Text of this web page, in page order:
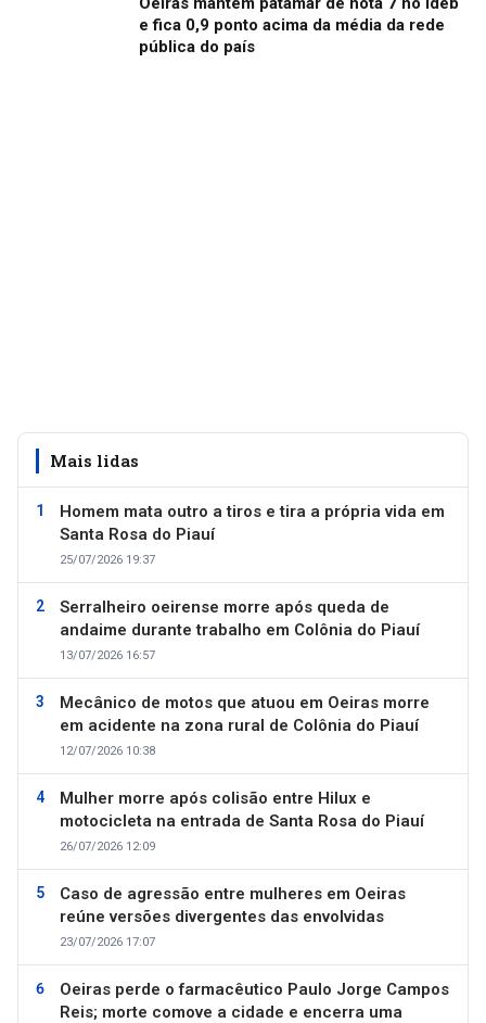
e fica 0,9 ponto acima da média da rede
pública do país
Mais lidas
Homem mata outro a tiros e tira a própria vida em
Santa Rosa do Piauí
25/07/2026 19:37
Serralheiro oeirense morre após queda de
andaime durante trabalho em Colônia do Piauí
13/07/2026 16:57
Mecânico de motos que atuou em Oeiras morre
em acidente na zona rural de Colônia do Piauí
12/07/2026 10:38
Mulher morre após colisão entre Hilux e
motocicleta na entrada de Santa Rosa do Piauí
26/07/2026 12:09
Caso de agressão entre mulheres em Oeiras
reúne versões divergentes das envolvidas
23/07/2026 17:07
Oeiras perde o farmacêutico Paulo Jorge Campos
Reis; morte comove a cidade e encerra uma